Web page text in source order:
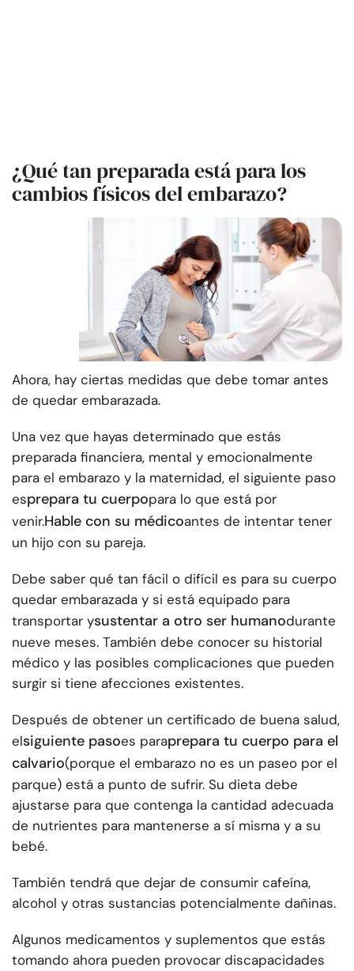
¿Qué tan preparada está para los
cambios físicos del embarazo?
Ahora, hay ciertas medidas que debe tomar antes
de quedar embarazada.
Una vez que hayas determinado que estás
preparada financiera, mental y emocionalmente
para el embarazo y la maternidad, el siguiente paso
esprepara tu cuerpopara lo que está por
venir.Hable con su médicoantes de intentar tener
un hijo con su pareja.
Debe saber qué tan fácil o difícil es para su cuerpo
quedar embarazada y si está equipado para
transportar ysustentar a otro ser humanodurante
nueve meses. También debe conocer su historial
médico y las posibles complicaciones que pueden
surgir si tiene afecciones existentes.
Después de obtener un certificado de buena salud,
elsiguiente pasoes paraprepara tu cuerpo para el
calvario(porque el embarazo no es un paseo por el
parque) está a punto de sufrir. Su dieta debe
ajustarse para que contenga la cantidad adecuada
de nutrientes para mantenerse a sí misma y a su
bebé.
También tendrá que dejar de consumir cafeína,
alcohol y otras sustancias potencialmente dañinas.
Algunos medicamentos y suplementos que estás
tomando ahora pueden provocar discapacidades